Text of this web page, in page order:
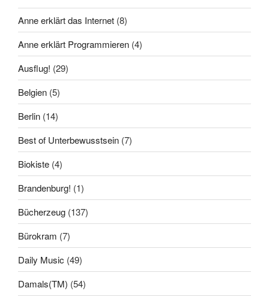
Anne erklärt das Internet (8)
Anne erklärt Programmieren (4)
Ausflug! (29)
Belgien (5)
Berlin (14)
Best of Unterbewusstsein (7)
Biokiste (4)
Brandenburg! (1)
Bücherzeug (137)
Bürokram (7)
Daily Music (49)
Damals(TM) (54)